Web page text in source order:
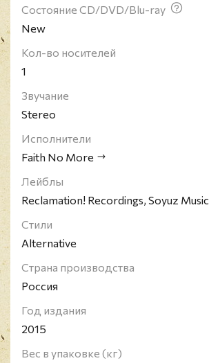
Состояние CD/DVD/Blu-ray
New
Кол-во носителей
1
Звучание
Stereo
Исполнители
Faith No More
Лейблы
Reclamation! Recordings, Soyuz Music
Стили
Alternative
Страна производства
Россия
Год издания
2015
Вес в упаковке (кг)